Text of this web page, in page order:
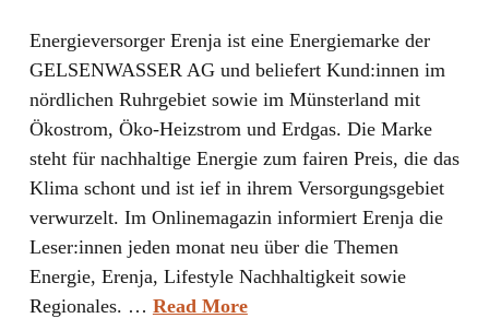
Energieversorger Erenja ist eine Energiemarke der
GELSENWASSER AG und beliefert Kund:innen im
nördlichen Ruhrgebiet sowie im Münsterland mit
Ökostrom, Öko-Heizstrom und Erdgas. Die Marke
steht für nachhaltige Energie zum fairen Preis, die das
Klima schont und ist ief in ihrem Versorgungsgebiet
verwurzelt. Im Onlinemagazin informiert Erenja die
Leser:innen jeden monat neu über die Themen
Energie, Erenja, Lifestyle Nachhaltigkeit sowie
Regionales. … Read More